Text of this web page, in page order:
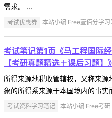
需求。 ...
考试优惠券 本站小编 Free壹佰分学
考试笔记第1页《马工程国际
【考研真题精选＋课后习题】》
所得来源地税收管辖权，又称来
象的所得系来源于本国境内的事
考试资料学习笔记 本站小编 Free考